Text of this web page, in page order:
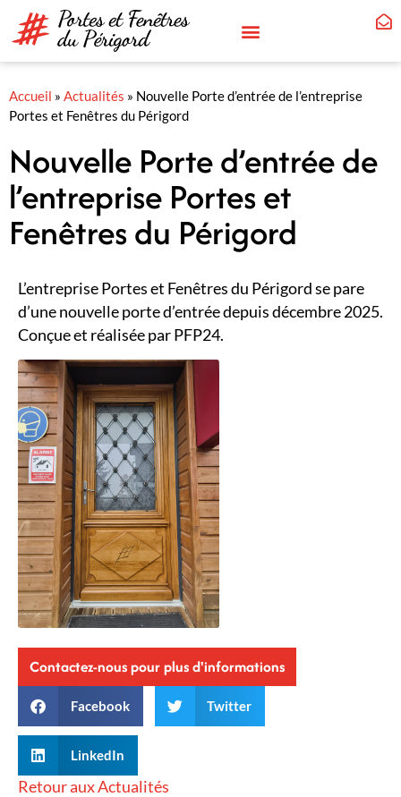
Accueil » Actualités » Nouvelle Porte d’entrée de l’entreprise
Portes et Fenêtres du Périgord
Nouvelle Porte d’entrée de
l’entreprise Portes et
Fenêtres du Périgord
L’entreprise Portes et Fenêtres du Périgord se pare
d’une nouvelle porte d’entrée depuis décembre 2025.
Conçue et réalisée par PFP24.
Contactez-nous pour plus d'informations
Facebook Twitter
LinkedIn
Retour aux Actualités